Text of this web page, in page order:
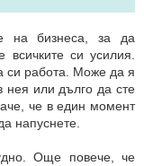
на бизнеса, за да
си усилия.
си работа. Може да я
нея или дълго да сте
че в един момент
напуснете.
Още повече, че